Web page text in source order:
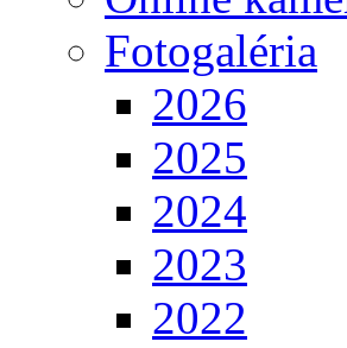
Fotogaléria
2026
2025
2024
2023
2022